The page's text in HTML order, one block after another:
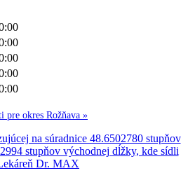
pre okres Rožňava »